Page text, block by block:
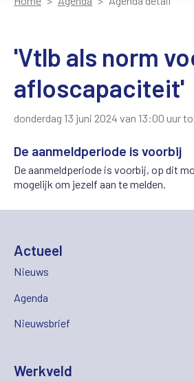
'Vtlb als norm
afloscapaciteit'
donderdag 13 juni 2024 van 13:00 uur
De aanmeldperiode is voorbij
De aanmeldperiode is voorbij, op dit
mogelijk om jezelf aan te melden.
Actueel
Nieuws
Agenda
Nieuwsbrief
Werkveld